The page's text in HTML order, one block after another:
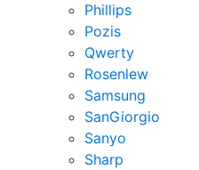
Phillips
Pozis
Qwerty
Rosenlew
Samsung
SanGiorgio
Sanyo
Sharp